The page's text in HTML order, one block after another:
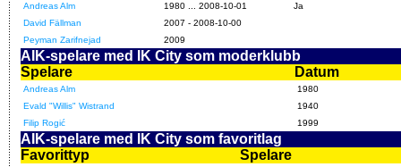
Andreas Alm
1980 ... 2008-10-01
Ja
David Fällman
2007 - 2008-10-00
Peyman Zarifnejad
2009
AIK-spelare med IK City som moderklubb
Spelare
Datum
Andreas Alm
1980
Evald "Willis" Wistrand
1940
Filip Rogić
1999
AIK-spelare med IK City som favoritlag
Favorittyp
Spelare